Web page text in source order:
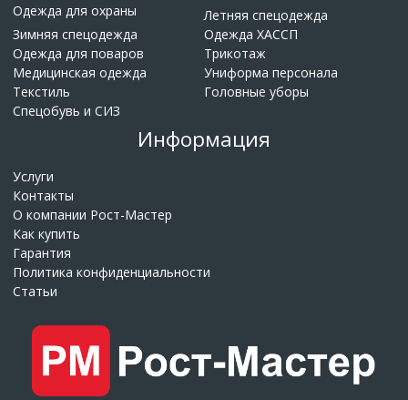
Одежда для охраны
Летняя спецодежда
Зимняя спецодежда
Одежда ХАССП
Одежда для поваров
Трикотаж
Медицинская одежда
Униформа персонала
Текстиль
Головные уборы
Спецобувь и СИЗ
Информация
Услуги
Контакты
О компании Рост-Мастер
Как купить
Гарантия
Политика конфиденциальности
Статьи